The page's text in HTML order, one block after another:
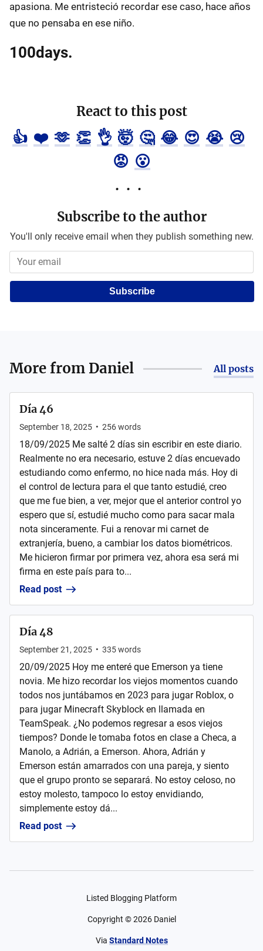
apasiona. Me entristeció recordar ese caso, hace años
que no pensaba en ese niño.
100days.
React to this post
👍 ❤️ 🫶 👏 👌 🤯 🤔 😂 😍 😭 😢
😡 😮
Subscribe to the author
You'll only receive email when they publish something new.
Subscribe
More from Daniel All posts
Día 46
September 18, 2025 • 256words
18/09/2025 Me salté 2 días sin escribir en este diario.
Realmente no era necesario, estuve 2 días encuevado
estudiando como enfermo, no hice nada más. Hoy di
el control de lectura para el que tanto estudié, creo
que me fue bien, a ver, mejor que el anterior control yo
espero que sí, estudié mucho como para sacar mala
nota sinceramente. Fui a renovar mi carnet de
extranjería, bueno, a cambiar los datos biométricos.
Me hicieron firmar por primera vez, ahora esa será mi
firma en este país para to...
Read post
Día 48
September 21, 2025 • 335words
20/09/2025 Hoy me enteré que Emerson ya tiene
novia. Me hizo recordar los viejos momentos cuando
todos nos juntábamos en 2023 para jugar Roblox, o
para jugar Minecraft Skyblock en llamada en
TeamSpeak. ¿No podemos regresar a esos viejos
tiempos? Donde le tomaba fotos en clase a Checa, a
Manolo, a Adrián, a Emerson. Ahora, Adrián y
Emerson están amarrados con una pareja, y siento
que el grupo pronto se separará. No estoy celoso, no
estoy molesto, tampoco lo estoy envidiando,
simplemente estoy dá...
Read post
Listed Blogging Platform
Copyright ©2026 Daniel
Via Standard Notes